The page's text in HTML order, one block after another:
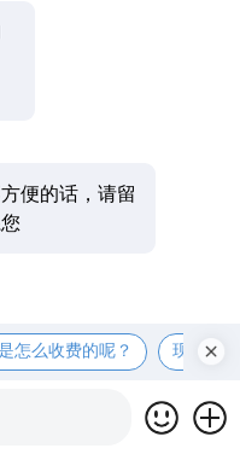
便的话，请留
怎么收费的呢？ 现在有